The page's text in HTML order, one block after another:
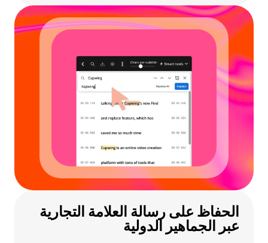
الحفاظ على رسالة العلامة التجارية
عبر الجماهير الدولية